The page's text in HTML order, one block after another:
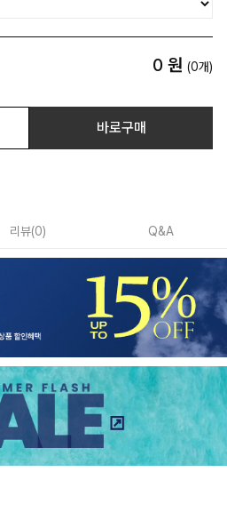
0 원 (0개)
바로구매
리뷰(0) Q&A